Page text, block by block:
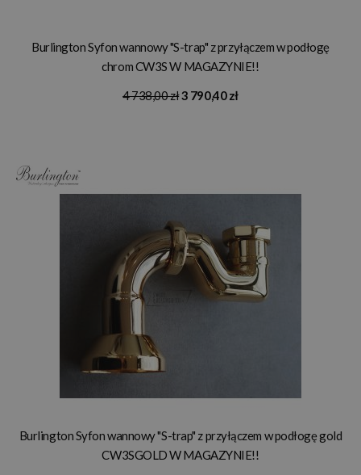
Burlington Syfon wannowy "S-trap" z przyłączem w podłogę
chrom CW3S W MAGAZYNIE!!
4 738,00 zł3 790,40 zł
Burlington Syfon wannowy "S-trap" z przyłączem w podłogę gold
CW3SGOLD W MAGAZYNIE!!